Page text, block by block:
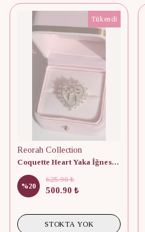
Tükendi
Reorah Collection
Coquette Heart Yaka İğnesi - Broş
%20
625.90 ₺
500.90 ₺
STOKTA YOK